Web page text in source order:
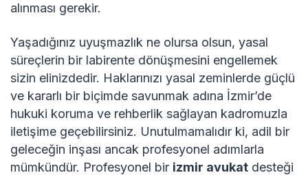
alınması gerekir.
Yaşadığınız uyuşmazlık ne olursa olsun, yasal
süreçlerin bir labirente dönüşmesini engellemek
sizin elinizdedir. Haklarınızı yasal zeminlerde güçlü
ve kararlı bir biçimde savunmak adına İzmir’de
hukuki koruma ve rehberlik sağlayan kadromuzla
iletişime geçebilirsiniz. Unutulmamalıdır ki, adil bir
geleceğin inşası ancak profesyonel adımlarla
mümkündür. Profesyonel bir izmir avukat desteği